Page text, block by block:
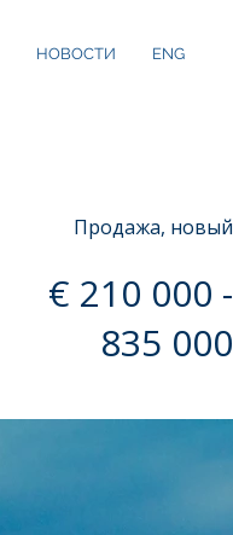
НОВОСТИ ENG
Продажа, новый
€ 210 000 -
835 000